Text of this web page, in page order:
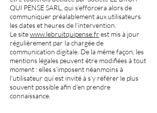
QUI PENSE SARL, qui s’efforcera alors de
communiquer préalablement aux utilisateurs
les dates et heures de l’intervention.
Le sitewww.lebruitquipense.fr est mis à jour
régulièrement par Ia chargée de
communication digitale. De la même façon, les
mentions légales peuvent être modifiées à tout
moment : elles s’imposent néanmoins à
l’utilisateur qui est invité à s’y référer le plus
souvent possible afin d’en prendre
connaissance.